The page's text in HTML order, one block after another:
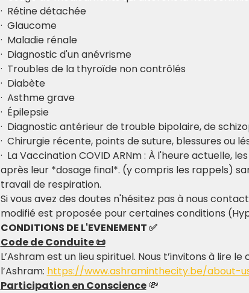
·  Rétine détachée
·  Glaucome
·  Maladie rénale
·  Diagnostic d'un anévrisme
·  Troubles de la thyroïde non contrôlés
·  Diabète
·  Asthme grave
·  Épilepsie
·  Diagnostic antérieur de trouble bipolaire, de
·  Chirurgie récente, points de suture, blessures ou
·  La Vaccination COVID ARNm : À l'heure
après leur *dosage final*. (y compris les rappels)
travail de respiration.
Si vous avez des doutes n'hésitez pas à nous
modifié est proposée pour certaines conditions
CONDITIONS DE L'EVENEMENT ✅
Code de Conduite 📜
L’Ashram est un lieu spirituel. Nous t’invitons à lire
l’Ashram: https://www.ashraminthecity.be/about-
Participation en Conscience 💸